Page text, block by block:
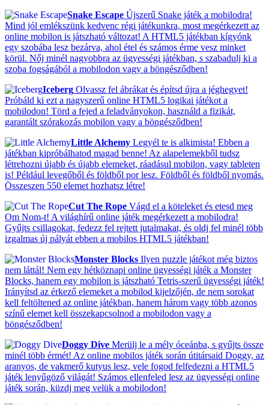
Snake Escape Újszerű Snake játék a mobilodra!
Mind jól emlékszünk kedvenc régi játékunkra, most megérkezett az
online mobilon is játszható változat! A HTML5 játékban kígyónk
egy szobába lesz bezárva, ahol étel és számos érme vesz minket
körül. Nőj minél nagyobbra az ügyességi játékban, s szabadulj ki a
szoba fogságából a mobilodon vagy a böngésződben!
Iceberg Olvassz fel ábrákat és építsd újra a jéghegyet!
Próbáld ki ezt a nagyszerű online HTML5 logikai játékot a
mobilodon! Törd a fejed a feladványokon, használd a fizikát,
garantált szórakozás mobilon vagy a böngésződben!
Little Alchemy Legyél te is alkimista! Ebben a
játékban kipróbálhatod magad benne! Az alapelemekből tudsz
létrehozni újabb és újabb elemeket, ráadásul mobilon, vagy tableten
is! Például levegőből és földből por lesz. Földből és földből nyomás.
Összeszen 550 elemet hozhatsz létre!
Cut The Rope Vágd el a köteleket és etesd meg
Om Nom-t! A világhírű online játék megérkezett a mobilodra!
Gyűjts csillagokat, fedezz fel rejtett jutalmakat, és oldj fel minél több
izgalmas új pályát ebben a mobilos HTML5 játékban!
Monster Blocks Ilyen puzzle játékot még biztos
nem láttál! Nem egy hétköznapi online ügyességi játék a Monster
Blocks, hanem egy mobilon is játszható Tetris-szerű ügyességi játék!
Irányítsd az érkező elemeket a mobilod kijelzőjén, de nem sorokat
kell feltöltened az online játékban, hanem három vagy több azonos
színű elemet kell összekapcsolnod a mobilodon vagy a
böngésződben!
Doggy Dive Merülj le a mély óceánba, s gyűjts össze
minél több érmét! Az online mobilos játék során útitársaid Doggy, az
aranyos, de vakmerő kutyus lesz, vele fogod felfedezni a HTML5
játék lenyűgöző világát! Számos ellenfeled lesz az ügyességi online
játék során, küzdj meg velük a mobilodon!